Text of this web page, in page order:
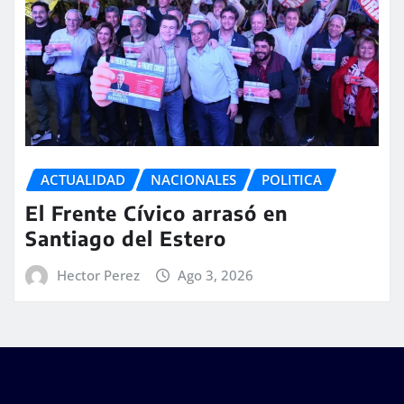
ACTUALIDAD NACIONALES POLITICA
El Frente Cívico arrasó en
Santiago del Estero
Hector Perez Ago 3, 2026